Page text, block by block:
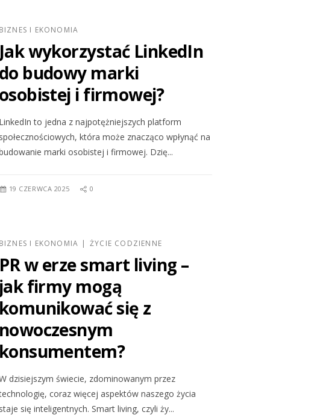
BIZNES I EKONOMIA
Jak wykorzystać LinkedIn
do budowy marki
osobistej i firmowej?
LinkedIn to jedna z najpotężniejszych platform
społecznościowych, która może znacząco wpłynąć na
marki osobistej i firmowej. Dzię...
19 CZERWCA 2025 0
BIZNES I EKONOMIA ŻYCIE CODZIENNE
PR w erze smart living –
jak firmy mogą
komunikować się z
nowoczesnym
konsumentem?
dzisiejszym świecie, zdominowanym przez
coraz więcej aspektów naszego życia
staje się inteligentnych. Smart living, czyli ży...